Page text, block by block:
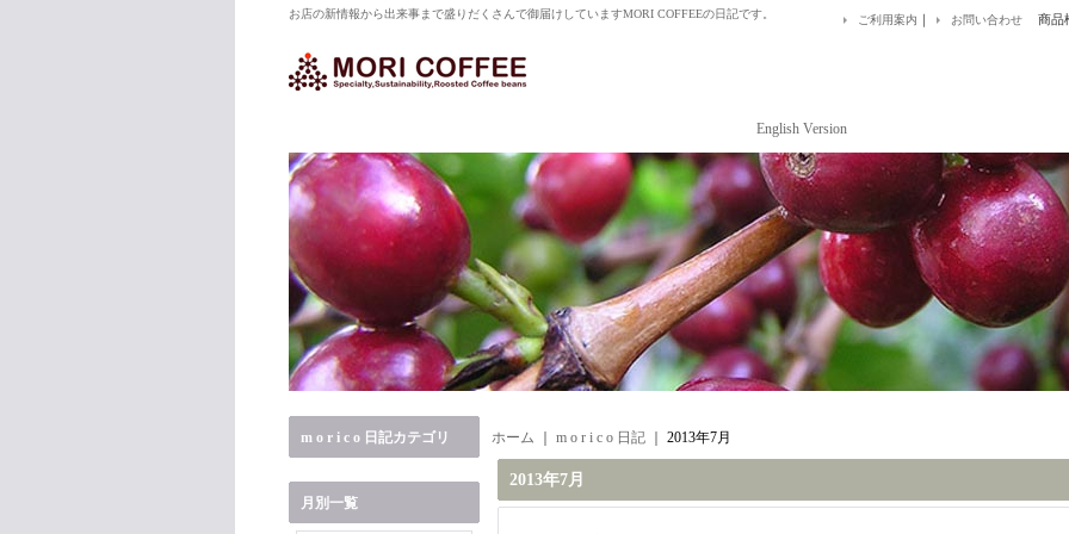
English Version
お店の新情報から出来事まで盛りだくさんで御届けしていますMORI COFFEEの日記です。 ご利用案内 ｜ お問い合わせ 商品
m o r i c o 日記カテゴリ
月別一覧
ホーム m o r i c o 日記 2013年7月
2013年7月